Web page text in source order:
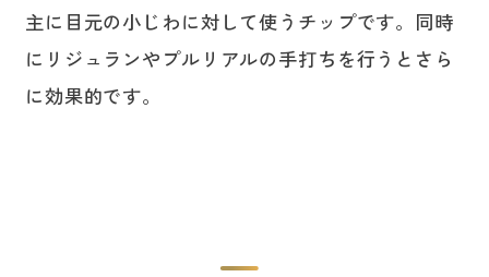
主に目元の小じわに対して使うチップです。同時
にリジュランやプルリアルの手打ちを行うとさら
に効果的です。